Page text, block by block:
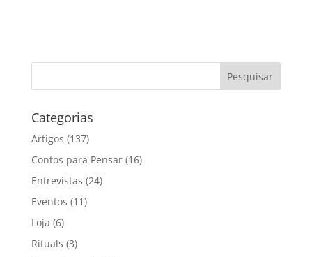
Categorias
Artigos (137)
Contos para Pensar(16)
Entrevistas (24)
Eventos (11)
Loja (6)
Rituals (3)